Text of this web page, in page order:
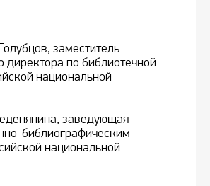
заместитель
директора по библиотечной
национальной
заведующая
библиографическим
национальной